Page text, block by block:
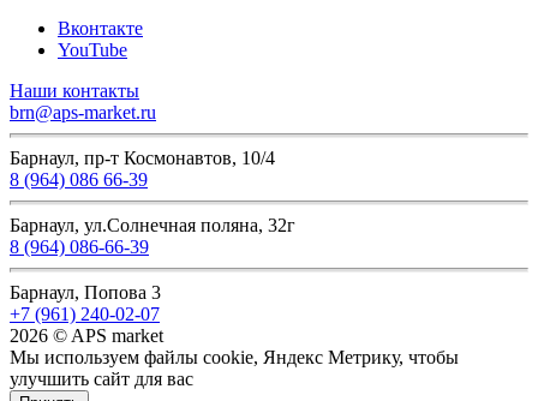
Вконтакте
YouTube
Наши контакты
brn@aps-market.ru
Барнаул, пр-т Космонавтов, 10/4
8 (964) 086 66-39
Барнаул, ул.Солнечная поляна, 32г
8 (964) 086-66-39
Барнаул, Попова 3
+7 (961) 240-02-07
2026 © APS market
Мы используем файлы cookie, Яндекс Метрику, чтобы
улучшить сайт для вас